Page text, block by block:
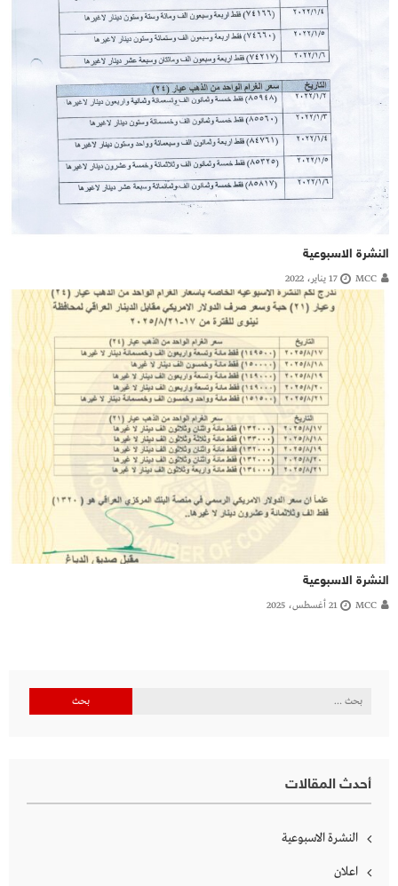
النشرة الاسبوعية
MCC 17 يناير، 2022
النشرة الاسبوعية
MCC 21 أغسطس، 2025
البحث
أحدث المقالات
النشرة الاسبوعية
اعلان